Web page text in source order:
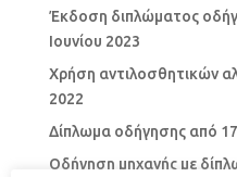
Έκδοση διπλώματος
Ιουνίου 2023
Χρήση αντιλοσθητικών
2022
Δίπλωμα οδήγησης από
Οδήγηση μηχανής με